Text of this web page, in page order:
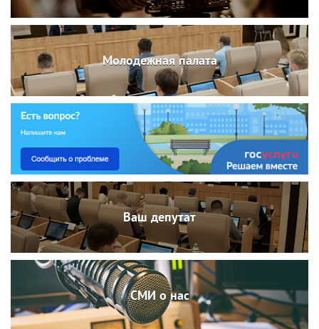
Молодежная палата
Ваш депутат
СМИ о нас